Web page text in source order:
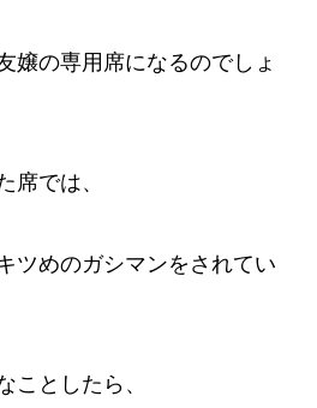
嬢の専用席になるのでしょ
席では、
ツめのガシマンをされてい
ことしたら、